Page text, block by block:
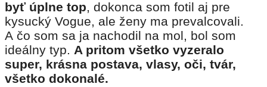
byť úplne top, dokonca som fotil aj pre
kysucký Vogue, ale ženy ma prevalcovali.
A čo som sa ja nachodil na mol, bol som
ideálny typ. A pritom všetko vyzeralo
super, krásna postava, vlasy, oči, tvár,
všetko dokonalé.